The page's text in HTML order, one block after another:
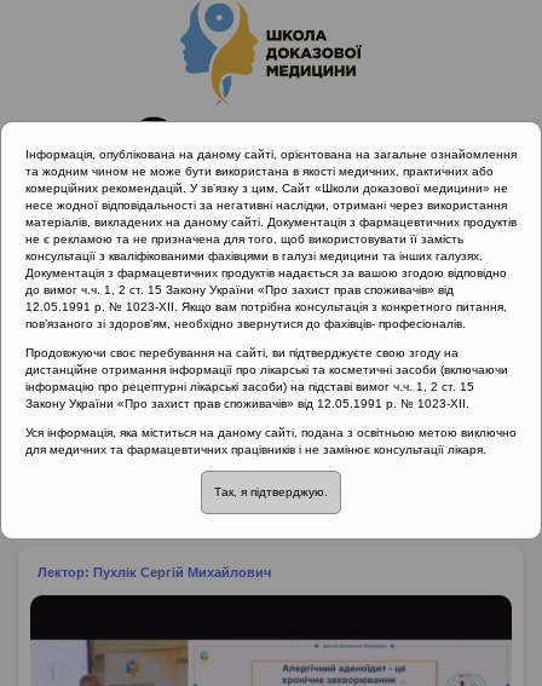
Головна
Проведені заходи
Діагностика та лікування тонзилітів з позицій Icpc-2 (Полтава
18.10.19)
Діагностика та лікування тонзилітів з
позицій Icpc-2 (Полтава 18.10.19)
Лектор: Пухлік Сергій Михайлович
Інформація, опублікована на даному сайті, орієнтована на загальне ознайомлення
та жодним чином не може бути використана в якості медичних, практичних або
комерційних рекомендацій. У зв’язку з цим, Сайт «Школи доказової медицини» не
несе жодної відповідальності за негативні наслідки, отримані через використання
матеріалів, викладених на даному сайті. Документація з фармацевтичних продуктів
не є рекламою та не призначена для того, щоб використовувати її замість
консультації з кваліфікованими фахівцями в галузі медицини та інших галузях.
Документація з фармацевтичних продуктів надається за вашою згодою відповідно
до вимог ч.ч. 1, 2 ст. 15 Закону України «Про захист прав споживачів» від
12.05.1991 р. № 1023-XII. Якщо вам потрібна консультація з конкретного питання,
пов’язаного зі здоров’ям, необхідно звернутися до фахівців- професіоналів.
Продовжуючи своє перебування на сайті, ви підтверджуєте свою згоду на
дистанційне отримання інформації про лікарські та косметичні засоби (включаючи
інформацію про рецептурні лікарські засоби) на підставі вимог ч.ч. 1, 2 ст. 15
Закону України «Про захист прав споживачів» від 12.05.1991 р. № 1023-XII.
Уся інформація, яка міститься на даному сайті, подана з освітньою метою виключно
для медичних та фармацевтичних працівників і не замінює консультації лікаря.
Так, я підтверджую.